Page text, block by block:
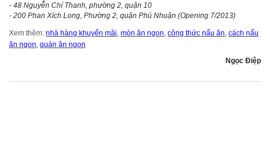
- 48 Nguyễn Chí Thanh, phường 2, quận 10
- 200 Phan Xích Long, Phường 2, quận Phú Nhuận (Opening 7/2013)
Xem thêm: nhà hàng khuyến mãi, món ăn ngon, công thức nấu ăn, cách nấu
ăn ngon, quán ăn ngon
Ngọc Điệp